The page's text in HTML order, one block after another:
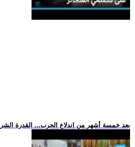
.. بعد خمسة أشهر من اندلاع الحرب... القدرة